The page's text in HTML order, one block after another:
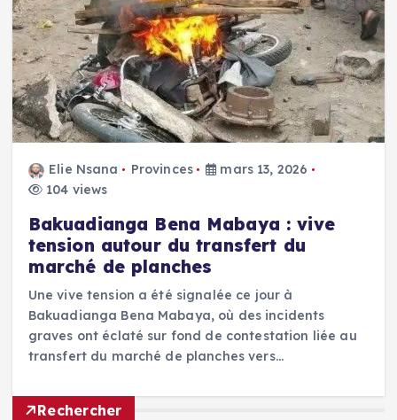
Elie Nsana Provinces
mars 13, 2026
104 views
Bakuadianga Bena Mabaya : vive
tension autour du transfert du
marché de planches
Une vive tension a été signalée ce jour à
Bakuadianga Bena Mabaya, où des incidents
graves ont éclaté sur fond de contestation liée au
transfert du marché de planches vers…
Rechercher